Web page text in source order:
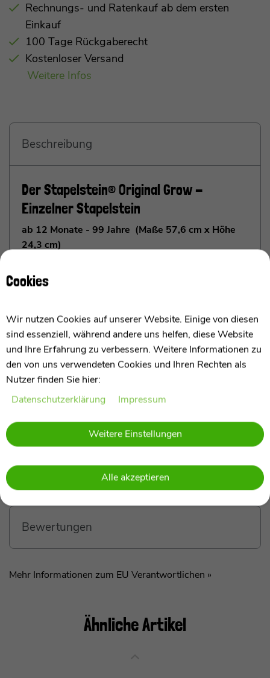
Rechnungs- und Ratenkauf ab dem ersten
Einkauf
100 Tage Rückgaberecht
Kostenloser Versand
Weitere Infos
Beschreibung
Der Stapelstein® Original Grow -
Einzelner Stapelstein
ab 12 Monate - 99 Jahre (Maße 57,6 cm x Höhe
24,3 cm)
Der Spielbegleiter für Generationen – Entdecken,
Ich bin der Stapelstein® Original Grow und bringe
frischen Wind in die Spielwelt – für alle, die ab 12
Monaten bis ins hohe Alter Freude an Bewegung und
Interaktion haben. Mit meiner doppelten Größe im
Vergleich zum Stapelstein® Original eröffne ich neue
Perspektiven und ermögliche es Erwachsenen, die
erleben. Mein innovatives Spielkonzept verbindet
Generationen und fördert die Interaktion zwischen
Ich inspiriere zu gegenseitigem Lernen und dem
Entdecken fantastischer Welten. Egal ob drinnen
oder draußen, bei jedem Wetter – ich bin für alle
Abenteuer bereit! Mit mir könnt Ihr stapeln, sortieren,
balancieren, schütten, kreiseln und trommeln. Ich bin
modular und vielseitig einsetzbar und ermögliche
Ecken und bin wasser-, speichel-, bissfest sowie UV-
beständig. Sicherheit steht bei mir an erster Stelle –
mehr anzeigen
Technische Daten
Bewertungen
Mehr Informationen zum EU Verantwortlichen »
Ähnliche Artikel
Cookies
Wir nutzen Cookies auf unserer Website. Einige von diesen
sind essenziell, während andere uns helfen, diese Website
und Ihre Erfahrung zu verbessern. Weitere Informationen zu
den von uns verwendeten Cookies und Ihren Rechten als
Nutzer finden Sie hier:
Daten­schutz­erklärung
Impressum
Weitere Einstellungen
Alle akzeptieren